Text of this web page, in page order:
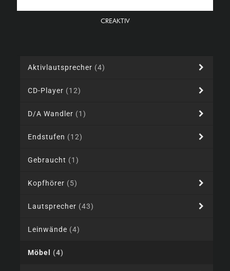
CREAKTIV
Aktivlautsprecher (4)
CD-Player (12)
D/A Wandler (1)
Endstufen (12)
Gebraucht (1)
Kopfhörer (5)
Lautsprecher (43)
Leinwände (4)
Möbel (4)